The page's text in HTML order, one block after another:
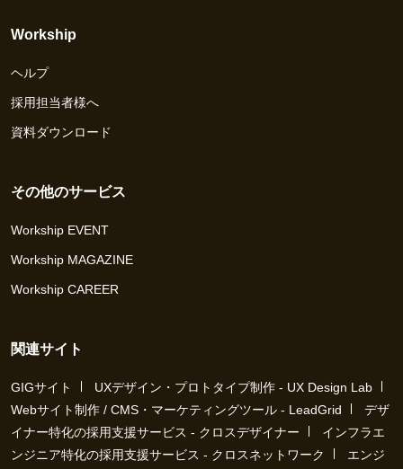
Workship
ヘルプ
採用担当者様へ
資料ダウンロード
その他のサービス
Workship EVENT
Workship MAGAZINE
Workship CAREER
関連サイト
GIGサイト
UXデザイン・プロトタイプ制作 - UX Design Lab
Webサイト制作 / CMS・マーケティングツール - LeadGrid
デザ
イナー特化の採用支援サービス - クロスデザイナー
インフラエ
ンジニア特化の採用支援サービス - クロスネットワーク
エンジ